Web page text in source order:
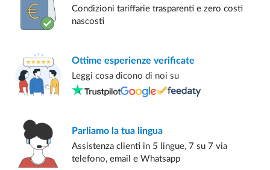
Condizioni tariffarie trasparenti e zero costi
nascosti
Ottime esperienze verificate
Leggi cosa dicono di noi su
Parliamola tua lingua
Assistenza clienti in 5 lingue, 7 su 7 via
telefono, email e Whatsapp